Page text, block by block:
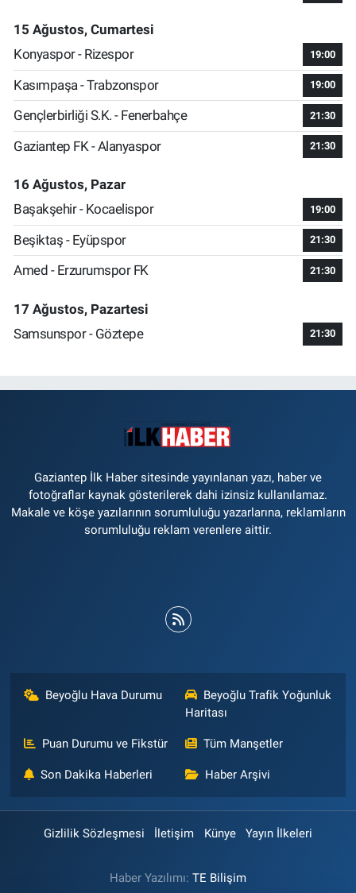
15 Ağustos, Cumartesi
Konyaspor - Rizespor
19:00
Kasımpaşa - Trabzonspor 19:00
Gençlerbirliği S.K. - Fenerbahçe 21:30
Gaziantep FK - Alanyaspor 21:30
16 Ağustos, Pazar
Başakşehir - Kocaelispor
19:00
Beşiktaş - Eyüpspor 21:30
Amed - Erzurumspor FK 21:30
17 Ağustos, Pazartesi
Samsunspor - Göztepe
21:30
Gaziantep İlk Haber sitesinde yayınlanan yazı, haber ve
fotoğraflar kaynak gösterilerek dahi izinsiz kullanılamaz.
Makale ve köşe yazılarının sorumluluğu yazarlarına, reklamların
sorumluluğu reklam verenlere aittir.
Beyoğlu Hava Durumu
Beyoğlu Trafik Yoğunluk
Haritası
Puan Durumu ve Fikstür Tüm Manşetler
Son Dakika Haberleri Haber Arşivi
Gizlilik Sözleşmesi İletişim Künye Yayın İlkeleri
Haber Yazılımı: TE Bilişim